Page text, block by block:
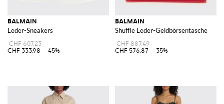
BALMAIN
Leder-Sneakers
CHF 607.23
CHF 333.98
-45%
BALMAIN
Shuffle Leder-Geldbörsentasche
CHF 887.49
CHF 576.87
-35%